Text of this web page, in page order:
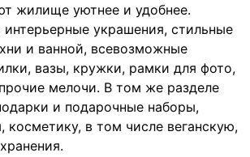
жилище уютнее и удобнее.
украшения, стильные
и ванной, всевозможные
вазы, кружки, рамки для фото,
мелочи. В том же разделе
и подарочные наборы,
косметику, в том числе веганскую,